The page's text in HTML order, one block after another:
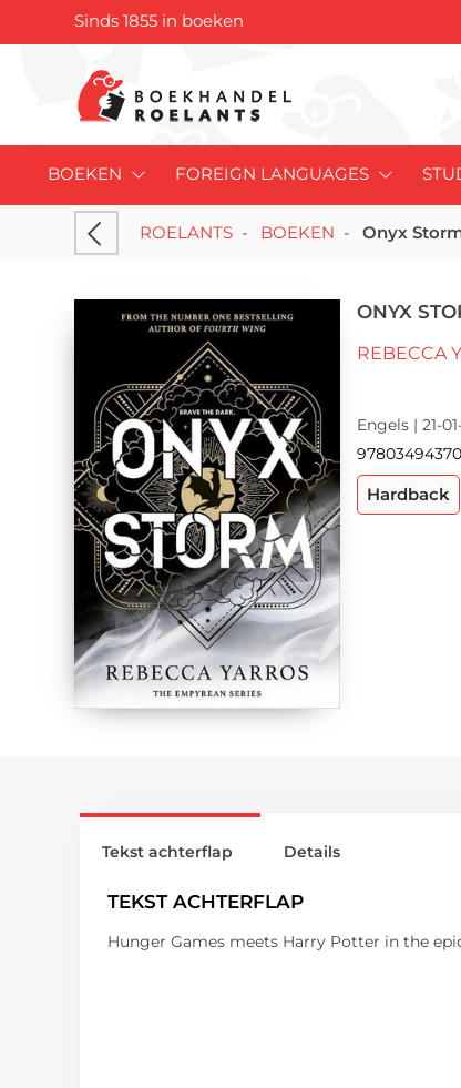
Sinds 1855 in boeken
BOEKEN FOREIGN LANGUAGES
ROELANTS - BOEKEN - Onyx
ONYX
REBECCA
Engels | 21-
Hardback
Tekst achterflap
TEKST ACHTERFLAP
Hunger Games meets Harry Potter in the
Details